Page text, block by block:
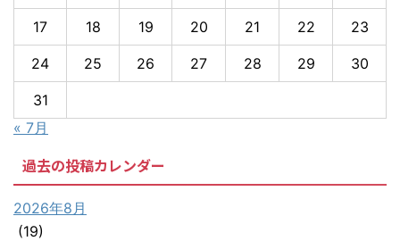
17 18 19 20 21 22 23
24 25 26 27 28 29 30
31
« 7月
過去の投稿カレンダー
2026年8月
(19)